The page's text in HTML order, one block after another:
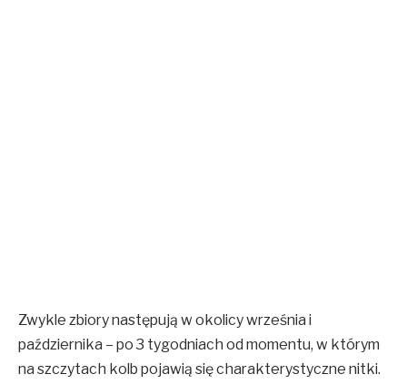
Zwykle zbiory następują w okolicy września i
października – po 3 tygodniach od momentu, w którym
na szczytach kolb pojawią się charakterystyczne nitki.